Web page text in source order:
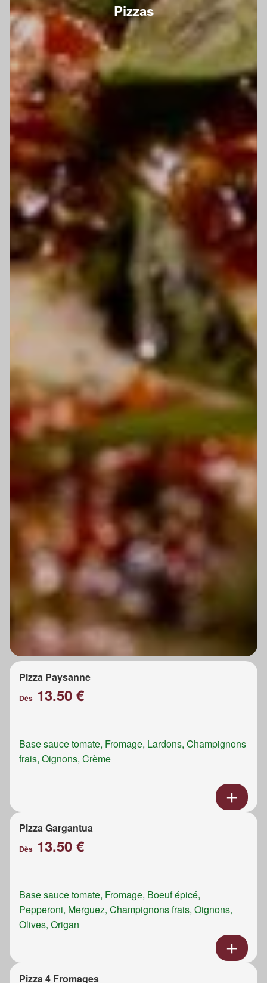
Pizzas
Pizza Paysanne
Dès 13.50 €
Base sauce tomate, Fromage, Lardons, Champignons
frais, Oignons, Crème
Pizza Gargantua
Dès 13.50 €
Base sauce tomate, Fromage, Boeuf épicé,
Pepperoni, Merguez, Champignons frais, Oignons,
Olives, Origan
Pizza 4 Fromages